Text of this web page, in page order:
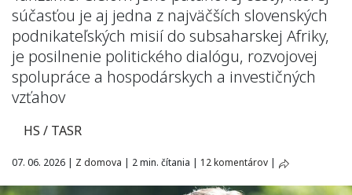
súčasťou je aj jedna z najväčších slovenských
podnikateľských misií do subsaharskej Afriky,
je posilnenie politického dialógu, rozvojovej
spolupráce a hospodárskych a investičných
vzťahov
HS / TASR
07. 06. 2026 | Z domova | 2 min. čítania | 12 komentárov |